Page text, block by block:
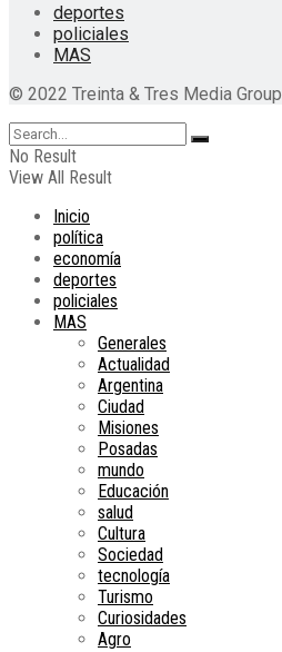
deportes
policiales
MAS
© 2022 Treinta & Tres Media Group
No Result
View All Result
Inicio
política
economía
deportes
policiales
MAS
Generales
Actualidad
Argentina
Ciudad
Misiones
Posadas
mundo
Educación
salud
Cultura
Sociedad
tecnología
Turismo
Curiosidades
Agro